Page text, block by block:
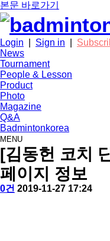
본문 바로가기
Login Sign in
News
Tournament
People & Lesson
Product
Photo
Magazine
Q&A
Badmintonkorea
MENU
people
[김동헌 코치
페이지 정보
작
배
댓
0건 작
2019-11-27 17:24